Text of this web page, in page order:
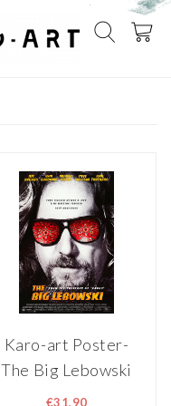
Karo-art Poster-
The Big Lebowski
1988, Originele
€31,90